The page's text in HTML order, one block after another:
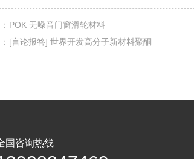
POK 无噪音门窗滑轮材料
[言论报答] 世界开发高分子新材料聚酮
国咨询热线